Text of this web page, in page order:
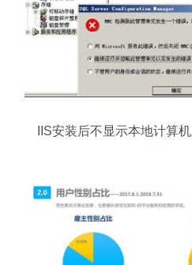
IIS安装后不显示本地计算